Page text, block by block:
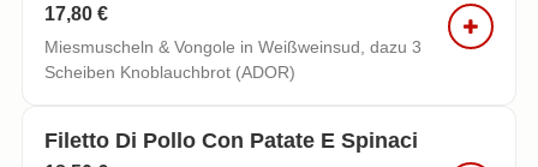
17,80 €
Miesmuscheln & Vongole in Weißweinsud, dazu 3
Scheiben Knoblauchbrot (ADOR)
Filetto Di Pollo Con Patate E Spinaci